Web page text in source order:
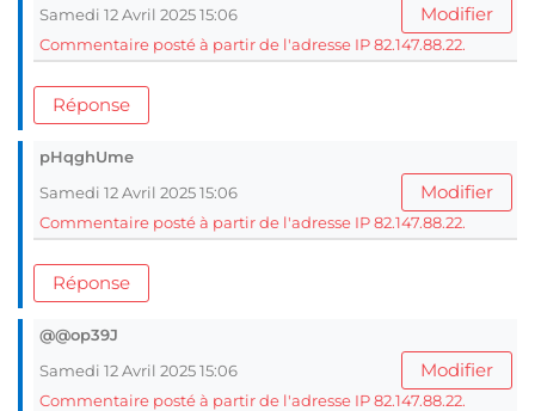
Samedi 12 Avril 2025 15:06
Modifier
Commentaire posté à partir de l'adresse IP 82.147.88.22.
Réponse
pHqghUme
Samedi 12 Avril 2025 15:06
Modifier
Commentaire posté à partir de l'adresse IP 82.147.88.22.
Réponse
@@op39J
Samedi 12 Avril 2025 15:06
Modifier
Commentaire posté à partir de l'adresse IP 82.147.88.22.